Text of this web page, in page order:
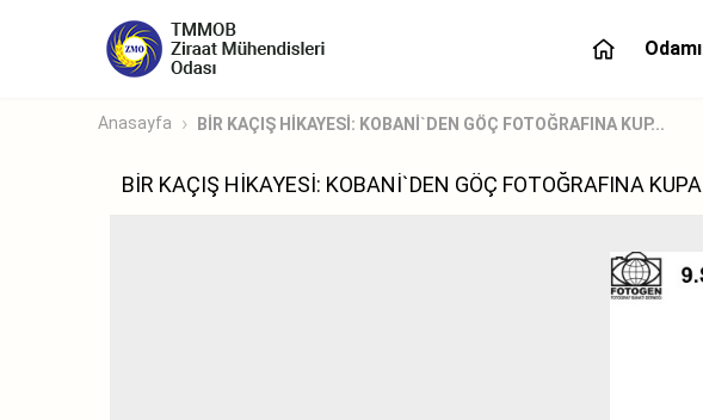
Anasayfa BİR KAÇIŞ HİKAYESİ: KOBANİ`DEN GÖÇ FOTOĞRAFINA KUP...
BİR KAÇIŞ HİKAYESİ: KOBANİ`DEN GÖÇ FOTOĞRAFINA